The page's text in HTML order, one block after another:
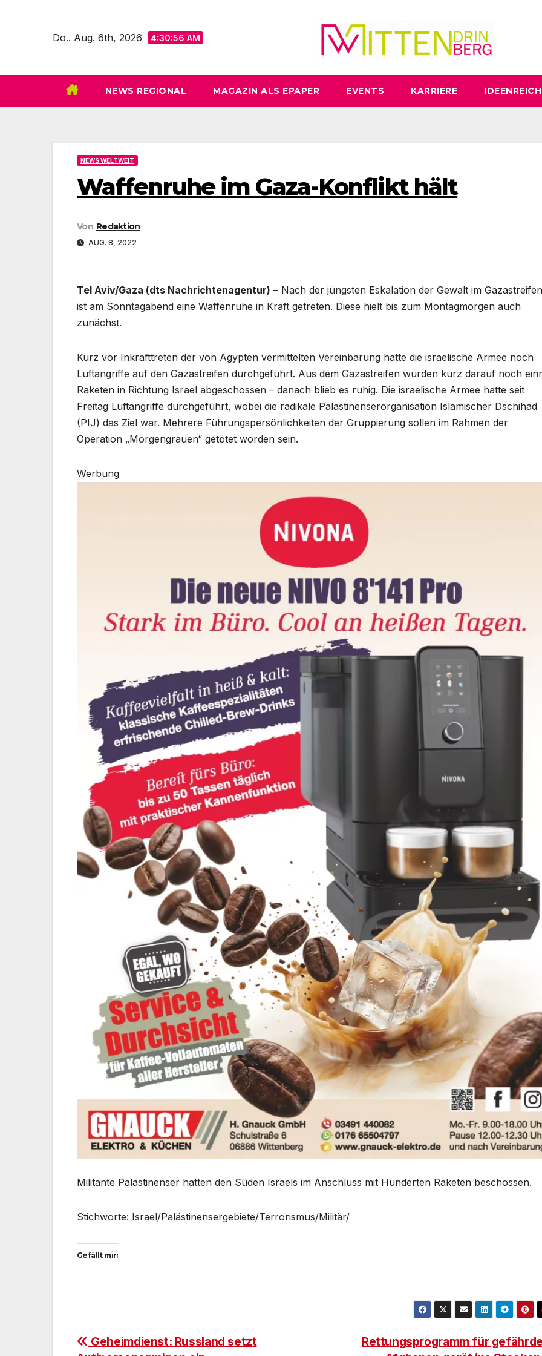
Do.. Aug. 6th, 2026 4:30:57 AM
NEWS REGIONAL MAGAZIN ALS EPAPER EVENTS KARRIERE IDEENREICH
NEWS WELTWEIT
Waffenruhe im Gaza-Konflikt hält
Von Redaktion
AUG. 8, 2022
Tel Aviv/Gaza (dts Nachrichtenagentur) – Nach der jüngsten Eskalation der Gewalt im Gazastreifen
ist am Sonntagabend eine Waffenruhe in Kraft getreten. Diese hielt bis zum Montagmorgen auch
zunächst.
Kurz vor Inkrafttreten der von Ägypten vermittelten Vereinbarung hatte die israelische Armee noch
Luftangriffe auf den Gazastreifen durchgeführt. Aus dem Gazastreifen wurden kurz darauf noch
Raketen in Richtung Israel abgeschossen – danach blieb es ruhig. Die israelische Armee hatte seit
Freitag Luftangriffe durchgeführt, wobei die radikale Palästinenserorganisation Islamischer Dschihad
(PIJ) das Ziel war. Mehrere Führungspersönlichkeiten der Gruppierung sollen im Rahmen der
Operation „Morgengrauen“ getötet worden sein.
Werbung
Militante Palästinenser hatten den Süden Israels im Anschluss mit Hunderten Raketen beschossen.
Stichworte: Israel/Palästinensergebiete/Terrorismus/Militär/
Gefällt mir:
Beitragsnavigation
Rettungsprogramm für
Geheimdienst: Russland setzt